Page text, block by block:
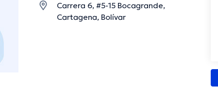
Carrera 6, #5-15 Bocagrande,
Cartagena, Bolívar